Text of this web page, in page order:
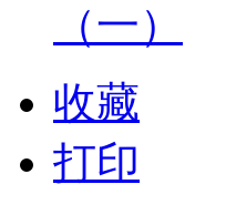
（一）
收藏
打印